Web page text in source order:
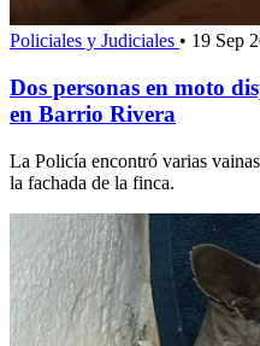
Policiales y Judiciales • 19 Sep
Dos personas en moto
en Barrio Rivera
La Policía encontró varias
la fachada de la finca.